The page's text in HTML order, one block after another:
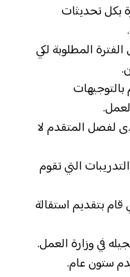
بكل تحديثات
المطلوبة لكي
بالتوجيهات
لفصل المتقدم لا
التي تقوم
بتقديم استقالة
في وزارة العمل.
ستون عام.